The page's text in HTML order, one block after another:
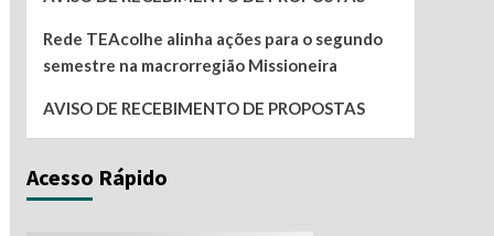
Rede TEAcolhe alinha ações para o segundo
semestre na macrorregião Missioneira
AVISO DE RECEBIMENTO DE PROPOSTAS
Acesso Rápido